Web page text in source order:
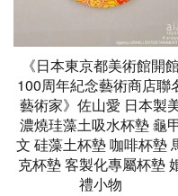
《日本東京都美術館開
100周年紀念藝術商店聯
藝術家》佐山愛 日本製
濃燒珪藻土吸水杯墊 龜甲
文 硅藻土杯墊 咖啡杯墊
克杯墊 客製化專屬杯墊
禮小物